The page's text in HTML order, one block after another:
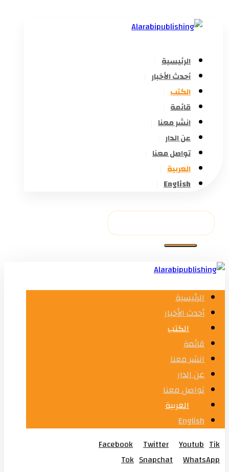
الرئيسية
أحدث الأخبار
الكتب
قائمة
انشر معنا
عن الدار
تواصل معنا
العربية
English
الرئيسية
أحدث الأخبار
الكتب
قائمة
انشر معنا
عن الدار
تواصل معنا
العربية
English
Facebook
Twitter Youtub Tik
Tok Snapchat
WhatsApp